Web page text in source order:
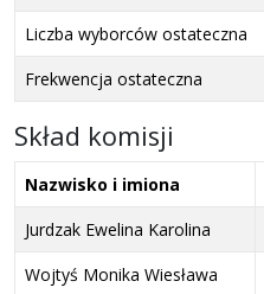
Liczba wyborców ostateczna
Frekwencja ostateczna
Skład komisji
Nazwisko i imiona
Jurdzak Ewelina Karolina
Wojtyś Monika Wiesława